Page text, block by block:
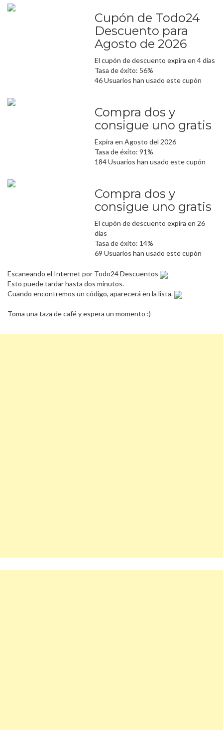
Cupón de Todo24
Descuento para
Agosto de 2026
El cupón de descuento expira en 4 días
Tasa de éxito: 56%
46 Usuarios han usado este cupón
Compra dos y
consigue uno gratis
Expira en Agosto del 2026
Tasa de éxito: 91%
184 Usuarios han usado este cupón
Compra dos y
consigue uno gratis
El cupón de descuento expira en 26
días
Tasa de éxito: 14%
69 Usuarios han usado este cupón
Escaneando el Internet por Todo24 Descuentos
Esto puede tardar hasta dos minutos.
Cuando encontremos un código, aparecerá en la lista.
Toma una taza de café y espera un momento :)